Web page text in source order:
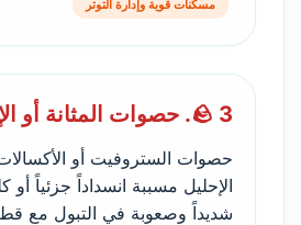
مسكنات قوية وإدارة التوتر
🪨 3. حصوات المثانة أو الإحليل
حصوات الستروفيت أو
الإحليل مسببة انسداداً جزئياً أو
شديداً وصعوبة في التبول مع